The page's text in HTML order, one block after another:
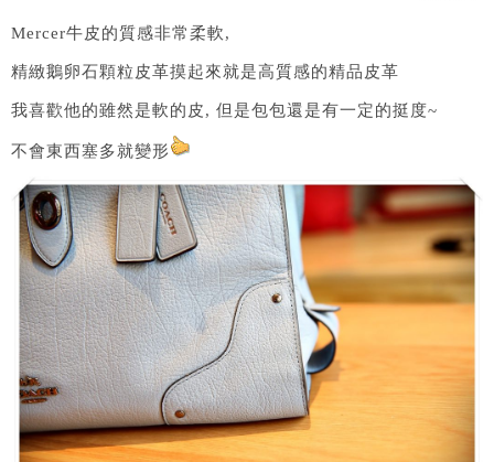
Mercer牛皮的質感非常柔軟,
精緻鵝卵石顆粒皮革摸起來就是高質感的精品皮革
我喜歡他的雖然是軟的皮, 但是包包還是有一定的挺度~
不會東西塞多就變形